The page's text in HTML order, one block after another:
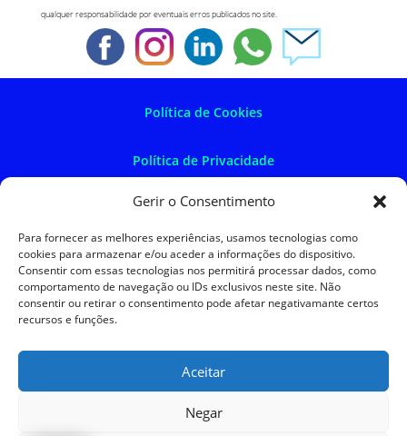
Gerir o Consentimento
Para fornecer as melhores experiências, usamos tecnologias como
cookies para armazenar e/ou aceder a informações do dispositivo.
Consentir com essas tecnologias nos permitirá processar dados, como
comportamento de navegação ou IDs exclusivos neste site. Não
consentir ou retirar o consentimento pode afetar negativamante certos
recursos e funções.
Aceitar
Negar
qualquer responsabilidade por eventuais erros publicados no site.
Política de Cookies
Política de Privacidade
Política de Devoluções
Termos e Condições
Resolução de Litígios
SKySIGMA